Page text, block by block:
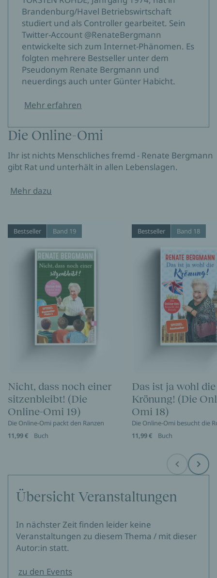
Brandenburg/Havel Betriebswirtschaft
studiert und als Controller gearbeitet. Sein
Twitter-Account @RenateBergmann
entwickelte sich zum Internet-Phänomen. Es
folgten mehrere Bestseller unter dem
Pseudonym Renate Bergmann und
neuerdings auch unter Günter Habicht.
Mehr erfahren
Die Online-Omi
Ihr ist nichts Menschliches fremd - Renate Bergmann
gibt Rat und unterhält in allen Lebenslagen.
Mehr dazu
Bestseller Band 19
Nicht, dass noch einer
sitzenbleibt! (Die
Online-Omi 19)
Die Online-Omi packt den Ranzen
11,99 €
Buch
Bestseller Band 18
Das ist ja wohl die
Krönung! (Die
Omi 18)
Die Online-Omi besucht die
11,99 €
Buch
Before Next
Übersicht Veranstaltungen
In nächster Zeit finden leider keine
Veranstaltungen zu diesem Thema / mit dieser
Autor:in statt.
zu den Events